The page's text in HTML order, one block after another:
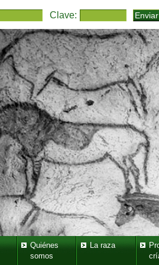
Clave:
Quiénes
somos
La raza